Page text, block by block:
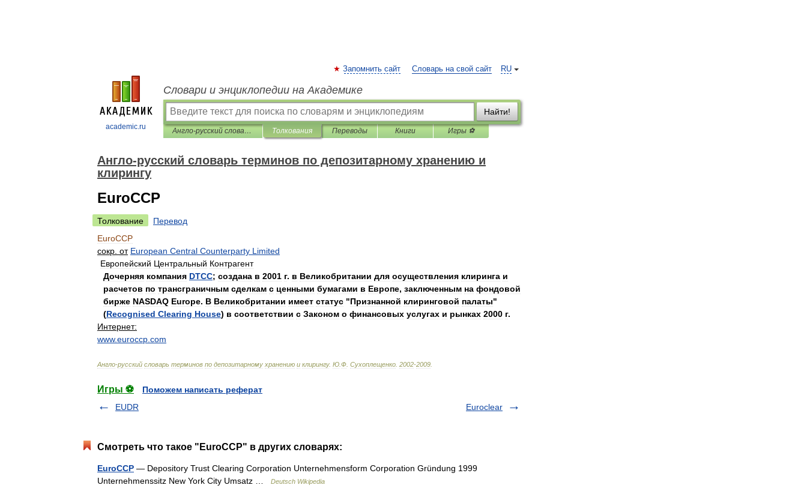
academic.ru
RU
Запомнить сайт Словарь на свой сайт
Словари и энциклопедии на Академике
Найти!
Англо-русский словарь терминов по депозитарному хранению и клирингу Толкования Переводы Книги Игры ⚽
Англо-русский словарь терминов по депозитарному хранению и
клирингу
EuroCCP
Толкование
Перевод
EuroCCP
сокр от European Central Counterparty Limited
Европейский Центральный Контрагент
Дочерняя компания DTCC; созданa в 2001 г. в Великобритании для осуществления клиринга и
расчетов по трансграничным сделкам с ценными бумагами в Европе, заключенным на фондовой
бирже NASDAQ Europe. В Великобритании имеет статус "Признанной клиринговой палаты"
(Recognised Clearing House) в соответствии с Законом о финансовых услугах и рынках 2000 г.
Интернет:
www.euroccp com
Англо-русский словарь терминов по депозитарному хранению и клирингу. Ю Ф Сухоплещенко 2002-2009
Игры ⚽
Поможем написать реферат
EUDR
Euroclear
Смотреть что такое "EuroCCP" в других словарях:
EuroCCP — Depository Trust Clearing Corporation Unternehmensform Corporation Gründung 1999
Unternehmenssitz New York City Umsatz …
Deutsch Wikipedia